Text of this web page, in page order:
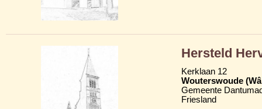
Hersteld
Kerklaan 12
Wouterswoude
Gemeente
Friesland